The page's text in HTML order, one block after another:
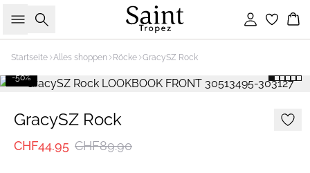
Suche Einloggen
Startseite Alles shoppen Röcke GracySZ Rock
-50%
GracySZ Rock
CHF44.95 CHF89.90